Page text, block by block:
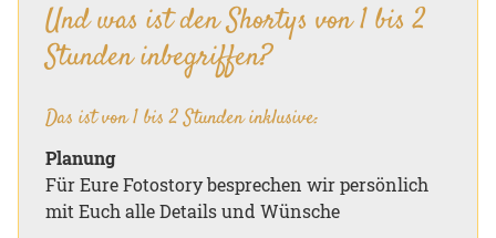
Und was ist den Shortys von 1 bis 2
Stunden inbegriffen?
Das ist von 1 bis 2 Stunden inklusive:
Planung
Für Eure Fotostory besprechen wir persönlich
mit Euch alle Details und Wünsche